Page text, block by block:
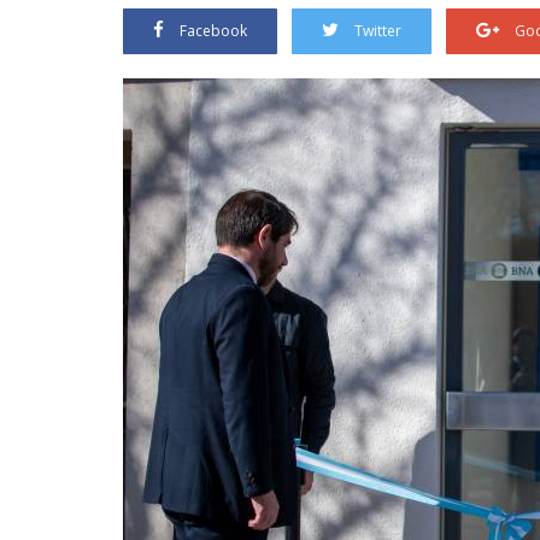
Facebook Twitter